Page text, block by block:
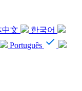
中文
한국어
Português